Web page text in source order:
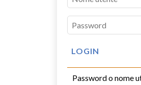
Password o nome